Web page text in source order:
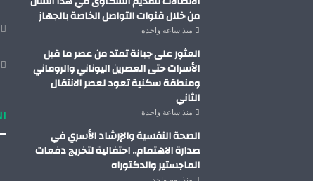
من خلال قنوات التواصل الخاصة بالجهاز
منذ ساعة واحدة
العثور على جبانة تمتد من عصر ما قبل
الأسرات حتى العصرين اليوناني والروماني
ومنطقة سكنية تعود لعصر الانتقال
الثاني
منذ ساعة واحدة
الصحة النفسية والإرشاد الأسري في
صدارة الاهتمام.. احتفالية لتخريج دفعات
الماجستير والدكتوراه